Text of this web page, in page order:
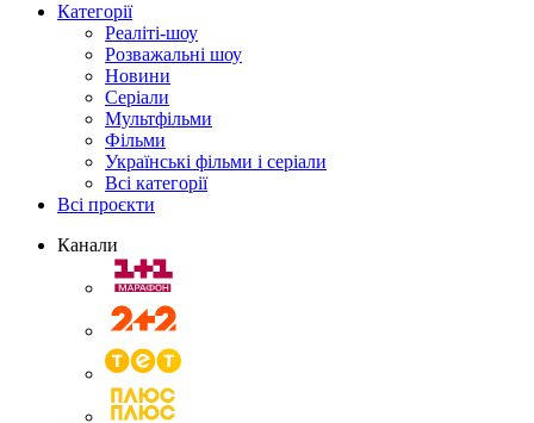
Категорії
Реаліті-шоу
Розважальні шоу
Новини
Серіали
Мультфільми
Фільми
Українські фільми і серіали
Всі категорії
Всі проєкти
Канали